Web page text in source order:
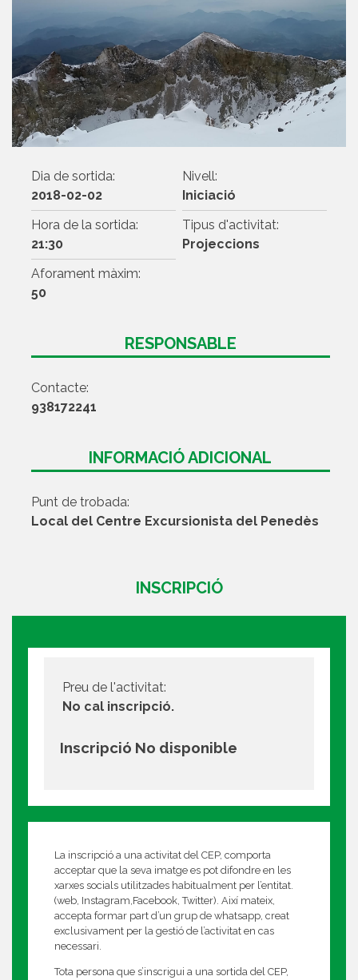
Dia de sortida:
2018-02-02
Nivell:
Iniciació
Hora de la sortida:
21:30
Tipus d'activitat:
Projeccions
Aforament màxim:
50
RESPONSABLE
Contacte:
938172241
INFORMACIÓ ADICIONAL
Punt de trobada:
Local del Centre Excursionista del Penedès
INSCRIPCIÓ
Preu de l'activitat:
No cal inscripció.
Inscripció No disponible
La inscripció a una activitat del CEP, comporta
acceptar que la seva imatge es pot difondre en les
xarxes socials utilitzades habitualment per l’entitat.
(web, Instagram,Facebook, Twitter). Així mateix,
accepta formar part d’un grup de whatsapp, creat
exclusivament per la gestió de l’activitat en cas
necessari.
Tota persona que s’inscrigui a una sortida del CEP,